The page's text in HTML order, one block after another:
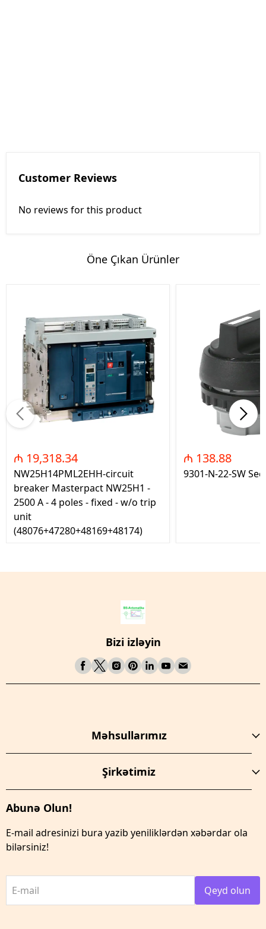
Customer Reviews
No reviews for this product
Öne Çıkan Ürünler
₼ 19,318.34
NW25H14PML2EHH-circuit
breaker Masterpact NW25H1 -
2500 A - 4 poles - fixed - w/o trip
unit
(48076+47280+48169+48174)
₼ 138.88
9301-N-22-SW
Bizi izləyin
Məhsullarımız
Şirkətimiz
Abunə Olun!
E-mail adresinizi bura yazib yeniliklərdən xəbərdar ola
bilərsiniz!
E-mail Qeyd olun